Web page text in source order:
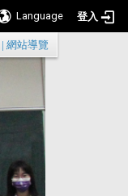
Language 登入
:::
網站導覽